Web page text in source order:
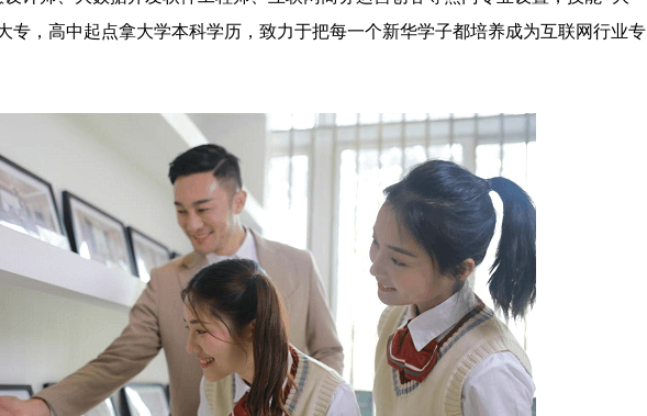
专，高中起点拿大学本科学历，致力于把每一个新华学子都培养成为互联网行业专